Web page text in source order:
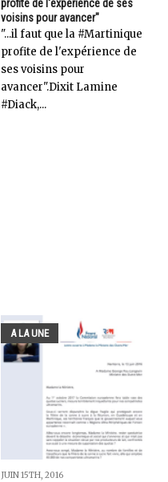
profite de l'expérience de ses
voisins pour avancer"
"...il faut que la #Martinique
profite de l'expérience de
ses voisins pour
avancer".Dixit Lamine
#Diack,...
A LA UNE
JUIN 15TH, 2016